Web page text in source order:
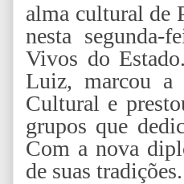
alma cultural de
nesta segunda-
Vivos do
Luiz, marcou a
Cultural e
grupos que
Com a nova
de suas tradições.